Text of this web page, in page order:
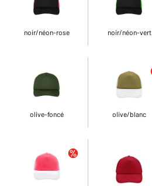
noir/néon-rose noir/néon-vert
olive-foncé olive/blanc